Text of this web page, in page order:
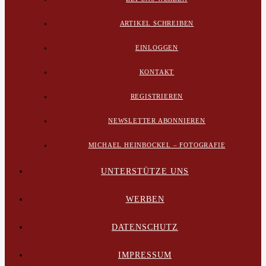
ARTIKEL SCHREIBEN
EINLOGGEN
KONTAKT
REGISTRIEREN
NEWSLETTER ABONNIEREN
MICHAEL HEINBOCKEL – FOTOGRAFIE
UNTERSTÜTZE UNS
WERBEN
DATENSCHUTZ
IMPRESSUM